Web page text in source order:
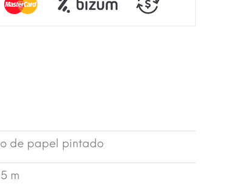
de papel pintado
m